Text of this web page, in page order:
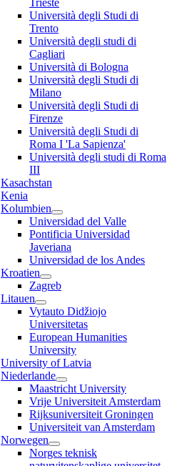
Università degli Studi di
Trento
Università degli studi di
Cagliari
Università di Bologna
Università degli Studi di
Milano
Università degli Studi di
Firenze
Università degli Studi di
Roma I 'La Sapienza'
Università degli studi di Roma
III
Kasachstan
Kenia
Kolumbien
Universidad del Valle
Pontificia Universidad
Javeriana
Universidad de los Andes
Kroatien
Zagreb
Litauen
Vytauto Didžiojo
Universitetas
European Humanities
University
University of Latvia
Niederlande
Maastricht University
Vrije Universiteit Amsterdam
Rijksuniversiteit Groningen
Universiteit van Amsterdam
Norwegen
Norges teknisk